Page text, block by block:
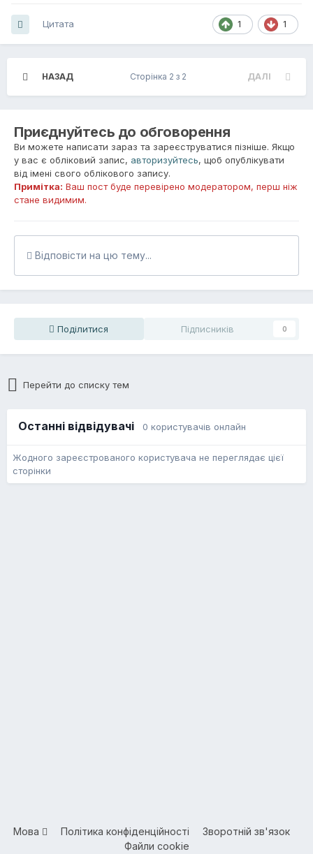
1 1
Цитата
НАЗАД ДАЛІ
Сторінка 2 з 2
Приєднуйтесь до обговорення
Ви можете написати зараз та зареєструватися пізніше. Якщо
у вас є обліковий запис, авторизуйтесь, щоб опублікувати
від імені свого облікового запису.
Примітка: Ваш пост буде перевірено модератором, перш ніж
стане видимим.
Відповісти на цю тему...
Поділитися Підписників 0
Перейти до списку тем
Останні відвідувачі 0 користувачів онлайн
Жодного зареєстрованого користувача не переглядає цієї
сторінки
Мова Політика конфіденційності
Зворотній зв'язок
Файли cookie